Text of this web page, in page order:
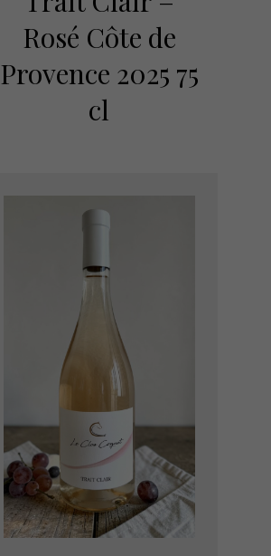
Rosé Côte de
Provence 2025 75
cl